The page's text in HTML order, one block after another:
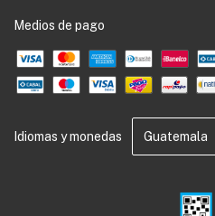
Medios de pago
Idiomas y monedas